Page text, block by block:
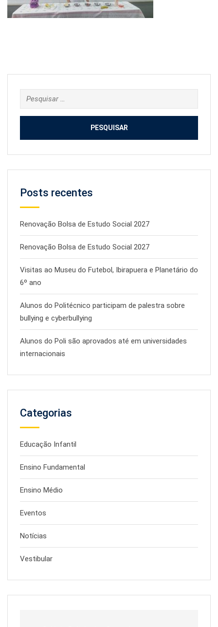
Pesquisar
por:
Posts recentes
Renovação Bolsa de Estudo Social 2027
Renovação Bolsa de Estudo Social 2027
Visitas ao Museu do Futebol, Ibirapuera e Planetário do
6º ano
Alunos do Politécnico participam de palestra sobre
bullying e cyberbullying
Alunos do Poli são aprovados até em universidades
internacionais
Categorias
Educação Infantil
Ensino Fundamental
Ensino Médio
Eventos
Notícias
Vestibular